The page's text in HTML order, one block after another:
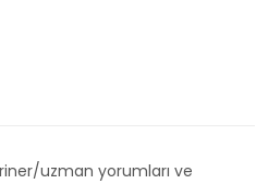
uzman yorumları ve